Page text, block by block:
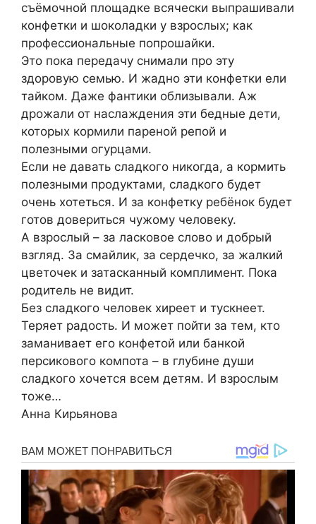
съёмочной площадке всячески выпрашивали
конфетки и шоколадки у взрослых; как
профессиональные попрошайки.
Это пока передачу снимали про эту
здоровую семью. И жадно эти конфетки ели
тайком. Даже фантики облизывали. Аж
дрожали от наслаждения эти бедные дети,
которых кормили пареной репой и
полезными огурцами.
Если не давать сладкого никогда, а кормить
полезными продуктами, сладкого будет
очень хотеться. И за конфетку ребёнок будет
готов довериться чужому человеку.
А взрослый – за ласковое слово и добрый
взгляд. За смайлик, за сердечко, за жалкий
цветочек и затасканный комплимент. Пока
родитель не видит.
Без сладкого человек хиреет и тускнеет.
Теряет радость. И может пойти за тем, кто
заманивает его конфетой или банкой
персикового компота – в глубине души
сладкого хочется всем детям. И взрослым
тоже…
Анна Кирьянова